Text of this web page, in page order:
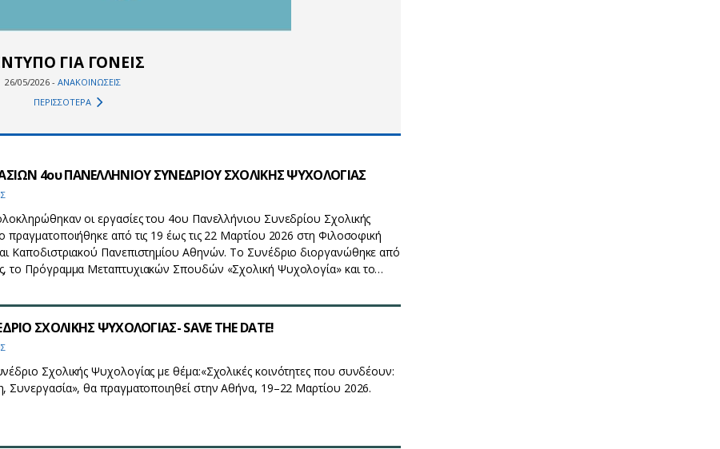
ΓΙΑ ΓΟΝΕΙΣ
26/05/2026 - ΑΝΑΚΟΙΝΩΣΕΙΣ
ΠΕΡΙΣΣΟΤΕΡΑ
4ου ΠΑΝΕΛΛΗΝΙΟΥ ΣΥΝΕΔΡΙΟΥ ΣΧΟΛΙΚΗΣ ΨΥΧΟΛΟΓΙΑΣ
οι εργασίες του 4ου Πανελλήνιου Συνεδρίου Σχολικής
πραγματοποιήθηκε από τις 19 έως τις 22 Μαρτίου 2026 στη Φιλοσοφική
Καποδιστριακού Πανεπιστημίου Αθηνών. Το Συνέδριο διοργανώθηκε από
το Πρόγραμμα Μεταπτυχιακών Σπουδών «Σχολική Ψυχολογία» και το…
ΣΧΟΛΙΚΗΣ ΨΥΧΟΛΟΓΙΑΣ- SAVE THE DATE!
Σχολικής Ψυχολογίας με θέμα:«Σχολικές κοινότητες που συνδέουν:
Συνεργασία», θα πραγματοποιηθεί στην Αθήνα, 19–22 Μαρτίου 2026.